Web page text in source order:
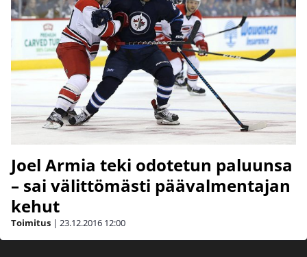
Joel Armia teki odotetun paluunsa
– sai välittömästi päävalmentajan
kehut
Toimitus | 23.12.2016 12:00